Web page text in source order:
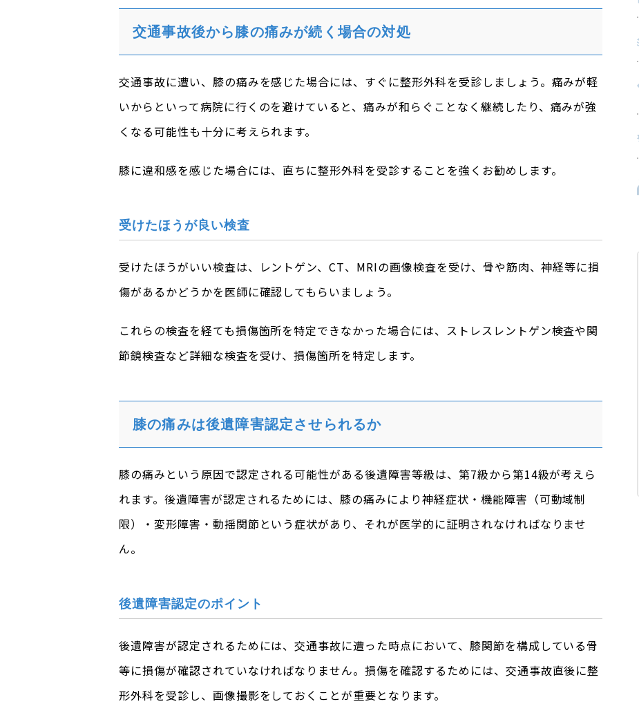
交通事故後から膝の痛みが続く場合の対処
交通事故に遭い、膝の痛みを感じた場合には、すぐに整形外科を受診しましょう。痛みが軽
いからといって病院に行くのを避けていると、痛みが和らぐことなく継続したり、痛みが強
くなる可能性も十分に考えられます。
膝に違和感を感じた場合には、直ちに整形外科を受診することを強くお勧めします。
受けたほうが良い検査
受けたほうがいい検査は、レントゲン、CT、MRIの画像検査を受け、骨や筋肉、神経等に損
傷があるかどうかを医師に確認してもらいましょう。
これらの検査を経ても損傷箇所を特定できなかった場合には、ストレスレントゲン検査や関
節鏡検査など詳細な検査を受け、損傷箇所を特定します。
膝の痛みは後遺障害認定させられるか
膝の痛みという原因で認定される可能性がある後遺障害等級は、第7級から第14級が考えら
れます。後遺障害が認定されるためには、膝の痛みにより神経症状・機能障害（可動域制
限）・変形障害・動揺関節という症状があり、それが医学的に証明されなければなりませ
ん。
後遺障害認定のポイント
後遺障害が認定されるためには、交通事故に遭った時点において、膝関節を構成している骨
等に損傷が確認されていなければなりません。損傷を確認するためには、交通事故直後に整
形外科を受診し、画像撮影をしておくことが重要となります。